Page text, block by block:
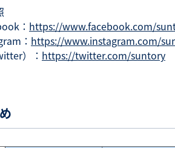
： https://www.facebook.com/
： https://www.instagram.com/
）： https://twitter.com/suntory